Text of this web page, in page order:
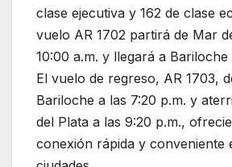
clase ejecutiva y 162 de clase
vuelo AR 1702 partirá de Mar
10:00 a.m. y llegará a Bariloche
El vuelo de regreso, AR 1703,
Bariloche a las 7:20 p.m. y
del Plata a las 9:20 p.m.,
conexión rápida y conveniente